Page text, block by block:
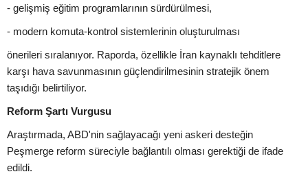
- gelişmiş eğitim programlarının sürdürülmesi,
- modern komuta-kontrol sistemlerinin oluşturulması
önerileri sıralanıyor. Raporda, özellikle İran kaynaklı tehditlere
karşı hava savunmasının güçlendirilmesinin stratejik önem
taşıdığı belirtiliyor.
Reform Şartı Vurgusu
Araştırmada, ABD'nin sağlayacağı yeni askeri desteğin
Peşmerge reform süreciyle bağlantılı olması gerektiği de ifade
edildi.